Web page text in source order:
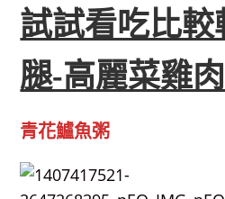
試試看吃比
腿-高麗菜雞
青花鱸魚粥